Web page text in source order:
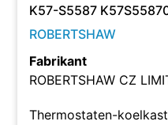
K57-S5587
ROBERTSHAW
Fabrikant
ROBERTSHAW CZ
Thermostaten-koelkast